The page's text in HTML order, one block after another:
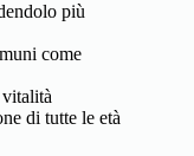
più
come
di tutte le età